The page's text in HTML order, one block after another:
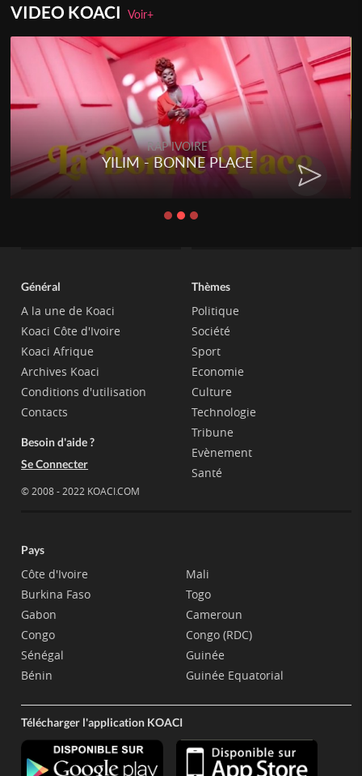
VIDEO KOACIVoir+
RAP IVOIRE
YILIM - BONNE PLACE
Général
A la une de Koaci
Koaci Côte d'Ivoire
Koaci Afrique
Archives Koaci
Conditions d'utilisation
Contacts
Besoin d'aide ?
Se Connecter
© 2008 - 2022 KOACI.COM
Thèmes
Politique
Société
Sport
Economie
Culture
Technologie
Tribune
Evènement
Santé
Pays
Côte d'Ivoire
Burkina Faso
Gabon
Congo
Sénégal
Bénin
Mali
Togo
Cameroun
Congo (RDC)
Guinée
Guinée Equatorial
Télécharger l'application KOACI